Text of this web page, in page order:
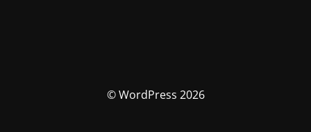
© WordPress 2026